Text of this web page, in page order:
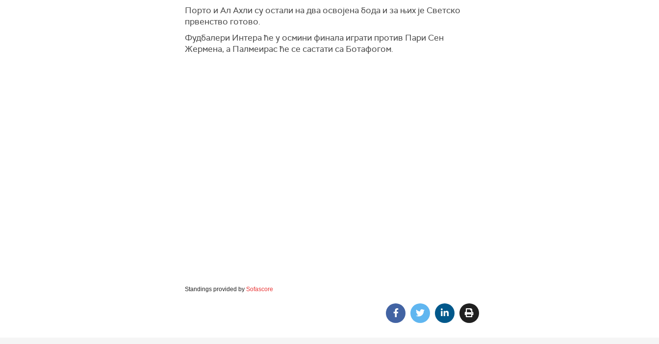
Порто и Ал Ахли су остали на два освојена бода и за њих је Светско
првенство готово.
Фудбалери Интера ће у осмини финала играти против Пари Сен
Жермена, а Палмеирас ће се састати са Ботафогом.
Standings provided by Sofascore